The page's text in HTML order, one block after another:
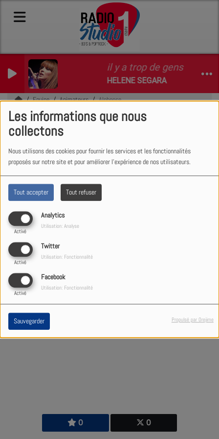
Les informations que nous
collectons
Nous utilisons des cookies pour fournir les services et les fonctionnalités
proposés sur notre site et pour améliorer l'expérience de nos utilisateurs.
Tout accepter Tout refuser
Analytics
Activé
Utilisation: Analyse
Twitter
Activé
Utilisation: Fonctionnalité
Facebook
Activé
Utilisation: Fonctionnalité
Sauvegarder Propulsé par Orejime
il y a trop de gens qui
HELENE SEGARA
Equipe Animateurs Alphonse
Alphonse
0 0
5892 VUES
Auteur, écrivain et chroniqueur,
Alphonse WALTER est
l'incontournable de la station,